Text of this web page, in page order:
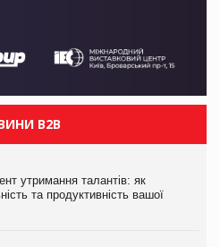
B2B
утримання талантів: як
та продуктивність вашої